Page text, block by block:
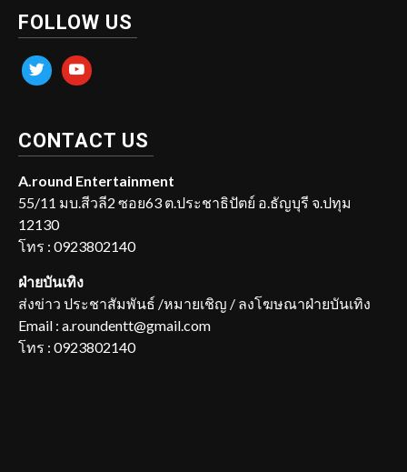
FOLLOW US
twitter youtube
CONTACT US
A.round Entertainment
55/11 มบ.สีวลี2 ซอย63 ต.ประชาธิปัตย์ อ.ธัญบุรี จ.ปทุม
12130
โทร : 0923802140
ฝ่ายบันเทิง
ส่งข่าว ประชาสัมพันธ์ /หมายเชิญ / ลงโฆษณาฝ่ายบันเทิง
Email : a.roundentt@gmail.com
โทร : 0923802140